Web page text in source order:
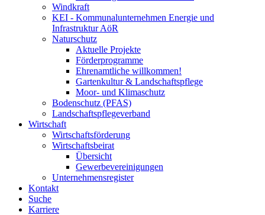
Windkraft
KEI - Kommunalunternehmen Energie und
Infrastruktur AöR
Naturschutz
Aktuelle Projekte
Förderprogramme
Ehrenamtliche willkommen!
Gartenkultur & Landschaftspflege
Moor- und Klimaschutz
Bodenschutz (PFAS)
Landschaftspflegeverband
Wirtschaft
Wirtschaftsförderung
Wirtschaftsbeirat
Übersicht
Gewerbevereinigungen
Unternehmensregister
Kontakt
Suche
Karriere